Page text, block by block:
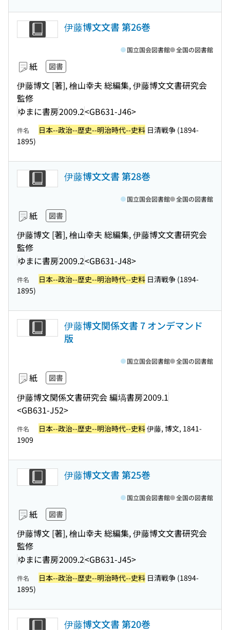
伊藤博文文書 第26巻
紙 図書
伊藤博文 [著], 檜山幸夫 総編集, 伊藤博文文書研究会
監修
ゆまに書房2009.2<GB631-J46>
国立国会図書館 全国の図書館
件名 日本--政治--歴史--明治時代--史料 日清戦争 (1894-
1895)
伊藤博文文書 第28巻
紙 図書
伊藤博文 [著], 檜山幸夫 総編集, 伊藤博文文書研究会
監修
ゆまに書房2009.2<GB631-J48>
国立国会図書館 全国の図書館
件名 日本--政治--歴史--明治時代--史料 日清戦争 (1894-
1895)
伊藤博文関係文書 7 オンデマンド
版
紙 図書
伊藤博文関係文書研究会 編塙書房2009.1
<GB631-J52>
国立国会図書館 全国の図書館
件名 日本--政治--歴史--明治時代--史料伊藤, 博文, 1841-
1909
伊藤博文文書 第25巻
紙 図書
伊藤博文 [著], 檜山幸夫 総編集, 伊藤博文文書研究会
監修
ゆまに書房2009.2<GB631-J45>
国立国会図書館 全国の図書館
件名 日本--政治--歴史--明治時代--史料 日清戦争 (1894-
1895)
伊藤博文文書 第20巻